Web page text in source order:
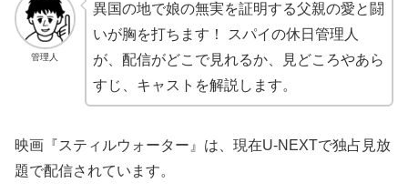
管理人
異国の地で娘の無実を証明する父親の愛と闘
いが胸を打ちます！ スパイの休日管理人
が、配信がどこで見れるか、見どころやあら
すじ、キャストを解説します。
映画『スティルウォーター』は、現在U-NEXTで独占見放
題で配信されています。